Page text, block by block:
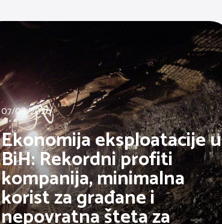
07/08/2026
Ekonomija eksploatacije u
BiH: Rekordni profiti
kompanija, minimalna
korist za građane i
nepovratna šteta za